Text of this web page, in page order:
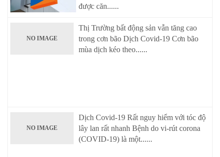
được căn......
NO IMAGE
Thị Trường bất động sản vẫn tăng cao
trong cơn bão Dịch Covid-19 Cơn bão
mùa dịch kéo theo......
NO IMAGE
Dịch Covid-19 Rất nguy hiểm với tóc độ
lây lan rất nhanh Bệnh do vi-rút corona
(COVID-19) là một......